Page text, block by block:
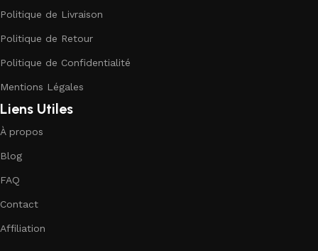
Politique de Livraison
Politique de Retour
Politique de Confidentialité
Mentions Légales
Liens Utiles
À propos
Blog
FAQ
Contact
Affiliation